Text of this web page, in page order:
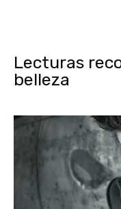
Lecturas
belleza